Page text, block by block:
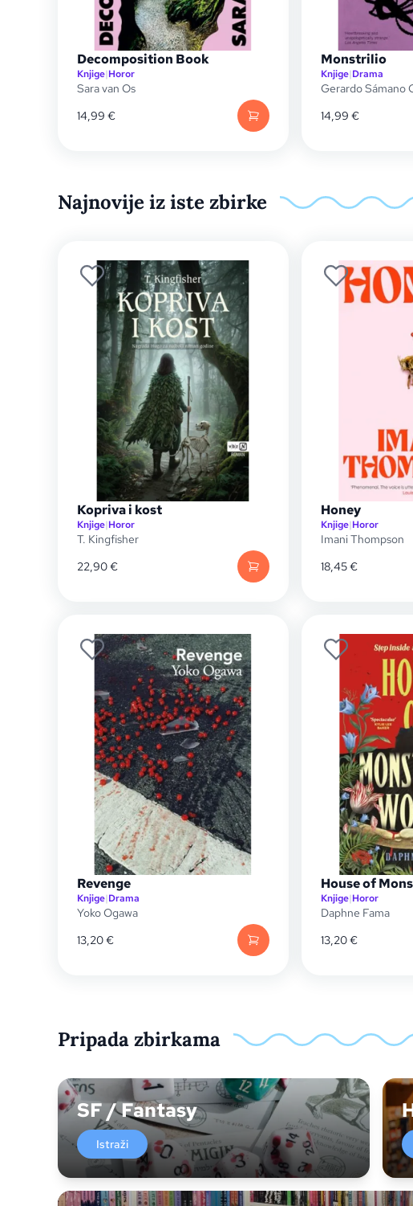
Decomposition Book
Knjige|Horor
Sara van Os
14,99 €
Monstrilio
Knjige|Drama
Gerardo Sámano
14,99 €
Najnovije iz iste zbirke
Kopriva i kost
Knjige|Horor
T. Kingfisher
22,90€
Honey
Knjige|Horor
Imani Thompson
18,45€
Revenge
Knjige|Drama
Yoko Ogawa
13,20€
House of
Knjige|Horor
Daphne Fama
13,20€
Pripada zbirkama
SF / Fantasy
Istraži